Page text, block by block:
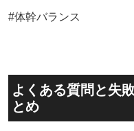
#体幹バランス
よくある質問と失
とめ